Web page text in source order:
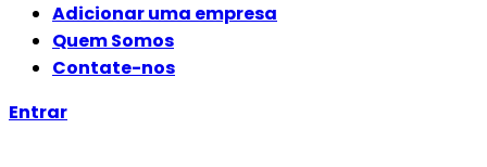
Adicionar uma empresa
Quem Somos
Contate-nos
Entrar